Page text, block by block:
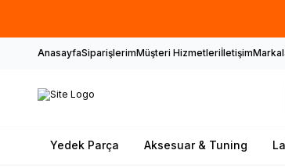
AnasayfaSiparişlerimMüşteri Hizmetleriİletişim
Yedek Parça Aksesuar & Tuning